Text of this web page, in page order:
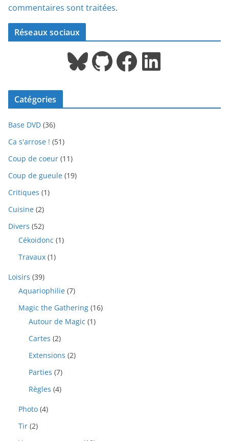
commentaires sont traitées.
Réseaux sociaux
Bluesky GitHub Facebook LinkedIn
Catégories
Base DVD (36)
Ca s'arrose ! (51)
Coup de coeur (11)
Coup de gueule (19)
Critiques (1)
Cuisine (2)
Divers (52)
Cékoidonc (1)
Travaux (1)
Loisirs (39)
Aquariophilie (7)
Magic the Gathering (16)
Autour de Magic (1)
Cartes (2)
Extensions (2)
Parties (7)
Règles (4)
Photo (4)
Tir (2)